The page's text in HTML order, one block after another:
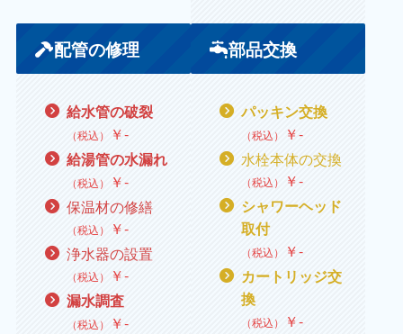
配管の修理
給水管の破裂
（税込） ￥‐
給湯管の水漏れ
（税込） ￥‐
保温材の修繕
（税込） ￥‐
浄水器の設置
（税込） ￥‐
漏水調査
（税込） ￥‐
部品交換
パッキン交換
（税込） ￥‐
水栓本体の交換
（税込） ￥‐
シャワーヘッド
取付
（税込） ￥‐
カートリッジ交
換
（税込） ￥‐